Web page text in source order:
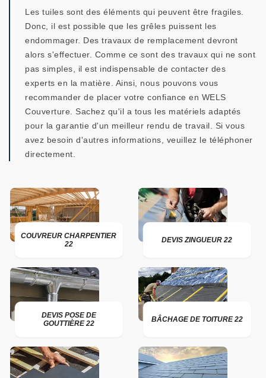
Les tuiles sont des éléments qui peuvent être fragiles.
Donc, il est possible que les grêles puissent les
endommager. Des travaux de remplacement devront
alors s'effectuer. Comme ce sont des travaux qui ne sont
pas simples, il est indispensable de contacter des
experts en la matière. Ainsi, nous pouvons vous
recommander de placer votre confiance en WELS
Couverture. Sachez qu'il a tous les matériels adaptés
pour la garantie d'un meilleur rendu de travail. Si vous
avez besoin d'autres informations, veuillez le téléphoner
directement.
COUVREUR CHARPENTIER
22
DEVIS ZINGUEUR 22
DEVIS POSE DE
GOUTTIÈRE 22
BÂCHAGE DE TOITURE 22